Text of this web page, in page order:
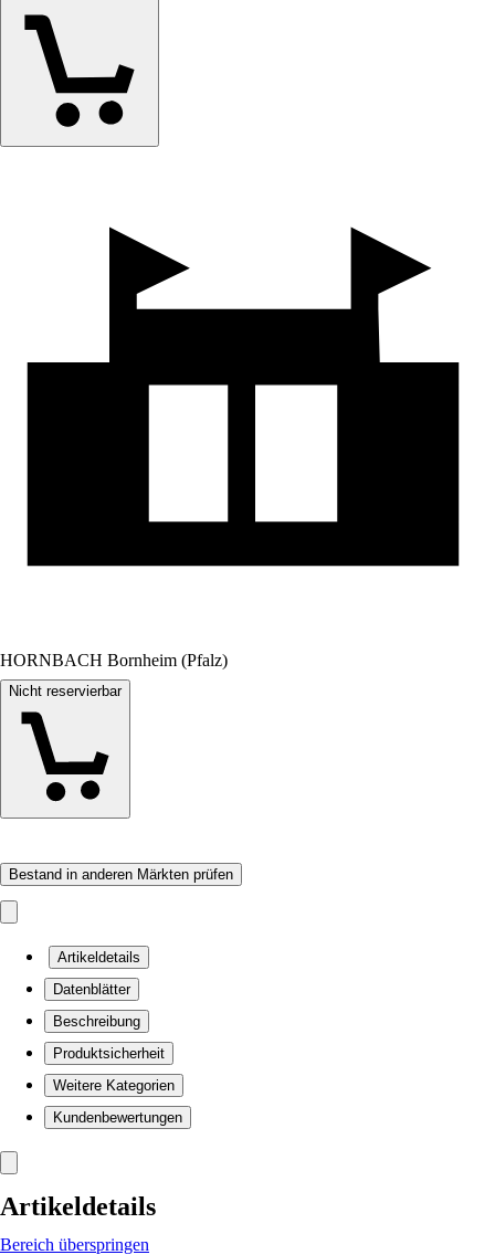
HORNBACH Bornheim (Pfalz)
Nicht reservierbar
Bestand in anderen Märkten prüfen
Artikeldetails
Datenblätter
Beschreibung
Produktsicherheit
Weitere Kategorien
Kundenbewertungen
Artikeldetails
Bereich überspringen